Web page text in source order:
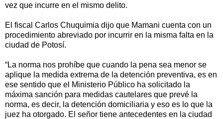
vez que incurre en el mismo delito.
El fiscal Carlos Chuquimia dijo que Mamani cuenta con un
procedimiento abreviado por incurrir en la misma falta en la
ciudad de Potosí.
“La norma nos prohíbe que cuando la pena sea menor se
aplique la medida extrema de la detención preventiva, es en
ese sentido que el Ministerio Público ha solicitado la
máxima sanción para medidas cautelares que prevé la
norma, es decir, la detención domiciliaria y eso es lo que la
juez ha otorgado. El señor tiene antecedentes en la ciudad